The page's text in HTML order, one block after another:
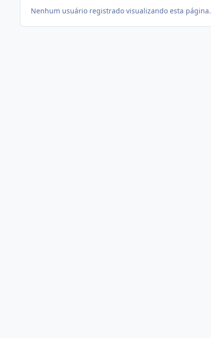
Nenhum usuário registrado visualizando esta página.